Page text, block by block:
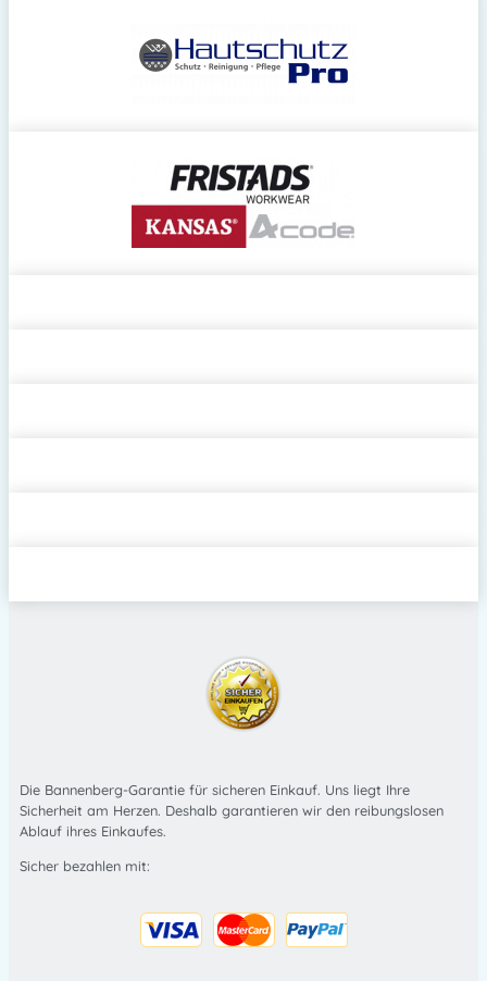
Die Bannenberg-Garantie für sicheren Einkauf. Uns liegt Ihre
Sicherheit am Herzen. Deshalb garantieren wir den reibungslosen
Ablauf ihres Einkaufes.
Sicher bezahlen mit: